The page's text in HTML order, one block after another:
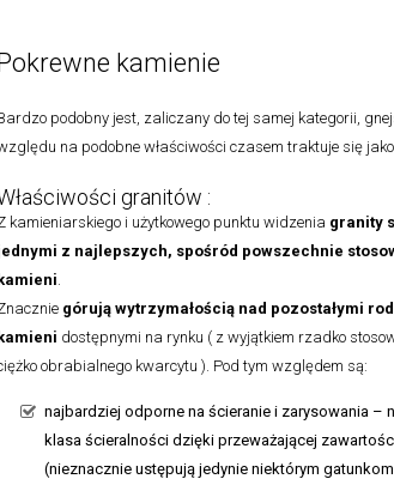
kamienie
podobny jest, zaliczany do tej samej kategorii,
na podobne właściwości czasem traktuje się
granitów :
kamieniarskiego i użytkowego punktu widzenia granity
z najlepszych, spośród powszechnie
kamieni.
górują wytrzymałością nad pozostałymi
kamieni dostępnymi na rynku ( z wyjątkiem rzadko
obrabialnego kwarcytu ). Pod tym względem są:
najbardziej odporne na ścieranie i zarysowania –
klasa ścieralności dzięki przeważającej
(nieznacznie ustępują jedynie niektórym